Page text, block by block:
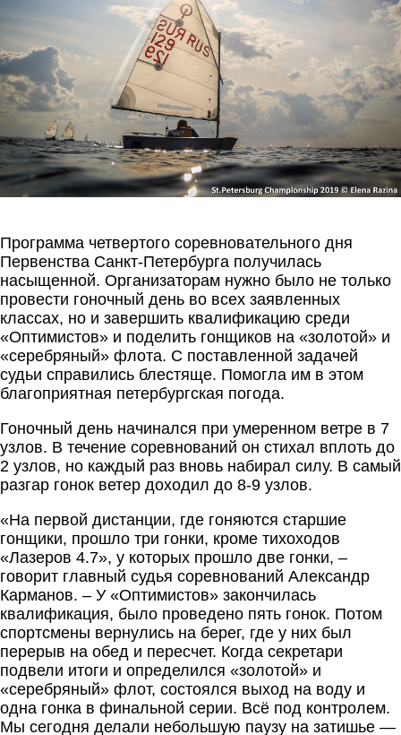
Программа четвертого соревновательного дня
Первенства Санкт-Петербурга получилась
насыщенной. Организаторам нужно было не только
провести гоночный день во всех заявленных
классах, но и завершить квалификацию среди
«Оптимистов» и поделить гонщиков на «золотой» и
«серебряный» флота. С поставленной задачей
судьи справились блестяще. Помогла им в этом
благоприятная петербургская погода.
Гоночный день начинался при умеренном ветре в 7
узлов. В течение соревнований он стихал вплоть до
2 узлов, но каждый раз вновь набирал силу. В самый
разгар гонок ветер доходил до 8-9 узлов.
«На первой дистанции, где гоняются старшие
гонщики, прошло три гонки, кроме тихоходов
«Лазеров 4.7», у которых прошло две гонки, –
говорит главный судья соревнований Александр
Карманов. – У «Оптимистов» закончилась
квалификация, было проведено пять гонок. Потом
спортсмены вернулись на берег, где у них был
перерыв на обед и пересчет. Когда секретари
подвели итоги и определился «золотой» и
«серебряный» флот, состоялся выход на воду и
одна гонка в финальной серии. Всё под контролем.
Мы сегодня делали небольшую паузу на затишье —